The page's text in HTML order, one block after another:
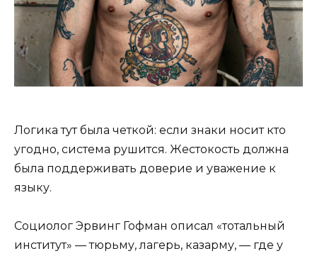
Логика тут была четкой: если знаки носит кто
угодно, система рушится. Жестокость должна
была поддерживать доверие и уважение к
языку.
Социолог Эрвинг Гофман описал «тотальный
институт» — тюрьму, лагерь, казарму, — где у